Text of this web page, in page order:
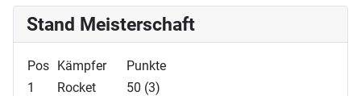
Stand Meisterschaft
Pos Kämpfer
Punkte
1
Rocket
50 (3)